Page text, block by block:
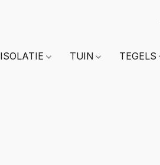
ISOLATIE TUIN TEGELS